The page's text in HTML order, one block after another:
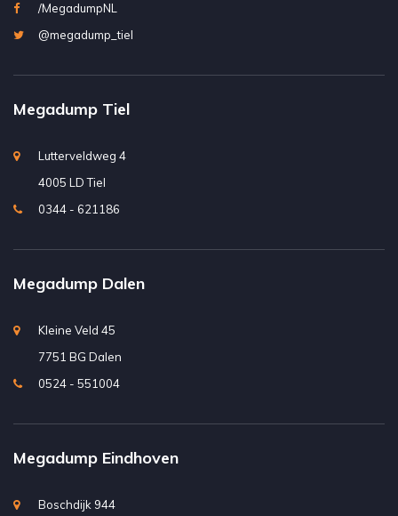
/MegadumpNL
@megadump_tiel
Megadump Tiel
Lutterveldweg 4
4005 LD Tiel
0344 - 621186
Megadump Dalen
Kleine Veld 45
7751 BG Dalen
0524 - 551004
Megadump Eindhoven
Boschdijk 944